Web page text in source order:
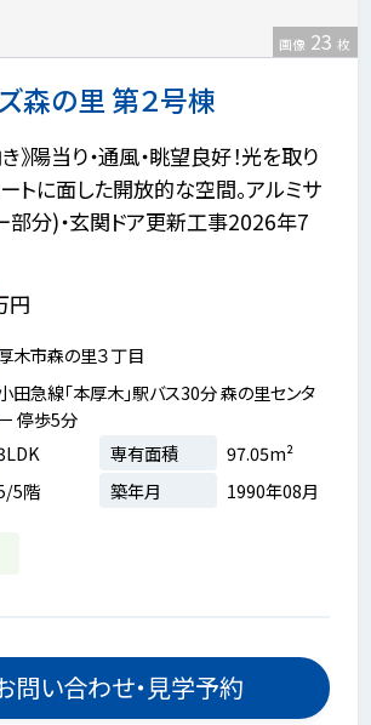
森の里 第２号棟
画像 23 枚
陽当り・通風・眺望良好！光を取り
トに面した開放的な空間。アルミサ
部分)・玄関ドア更新工事2026年7
円
木市森の里３丁目
田急線「本厚木」駅バス30分 森の里センタ
停歩5分
専有面積
97.05m²
5階 築年月 1990年08月
問い合わせ・見学予約